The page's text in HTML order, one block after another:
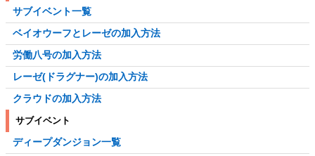
サブイベント一覧
ベイオウーフとレーゼの加入方法
労働八号の加入方法
レーゼ(ドラグナー)の加入方法
クラウドの加入方法
サブイベント
ディープダンジョン一覧